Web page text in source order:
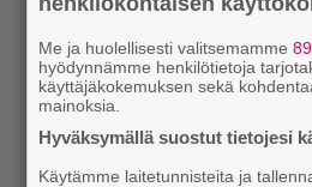
Me ja huolellisesti valitsemamme
hyödynnämme henkilötietoja
käyttäjäkokemuksen sekä
mainoksia.
Hyväksymällä suostut tietojesi
Käytämme laitetunnisteita ja